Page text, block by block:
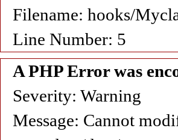
Filename: hooks/
Line Number: 5
A PHP Error was
Severity: Warning
Message: Cannot